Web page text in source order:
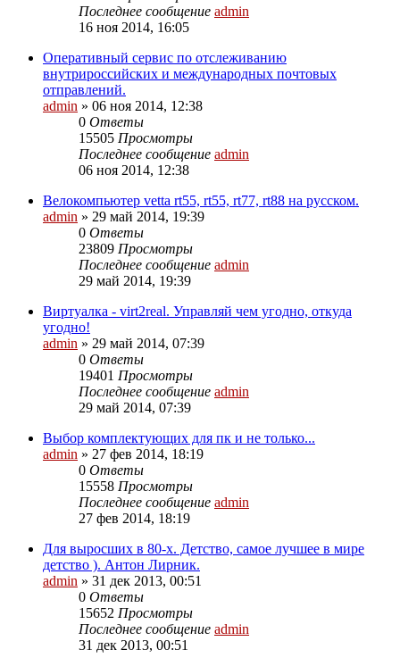
Последнее сообщение admin
16 ноя 2014, 16:05
Оперативный сервис по отслеживанию
внутрироссийских и международных почтовых
отправлений.
admin » 06 ноя 2014, 12:38
0 Ответы
15505 Просмотры
Последнее сообщение admin
06 ноя 2014, 12:38
Велокомпьютер vetta rt55, rt55, rt77, rt88 на русском.
admin » 29 май 2014, 19:39
0 Ответы
23809 Просмотры
Последнее сообщение admin
29 май 2014, 19:39
Виртуалка - virt2real. Управляй чем угодно, откуда
угодно!
admin » 29 май 2014, 07:39
0 Ответы
19401 Просмотры
Последнее сообщение admin
29 май 2014, 07:39
Выбор комплектующих для пк и не только...
admin » 27 фев 2014, 18:19
0 Ответы
15558 Просмотры
Последнее сообщение admin
27 фев 2014, 18:19
Для выросших в 80-х. Детство, самое лучшее в мире
детство ). Антон Лирник.
admin » 31 дек 2013, 00:51
0 Ответы
15652 Просмотры
Последнее сообщение admin
31 дек 2013, 00:51